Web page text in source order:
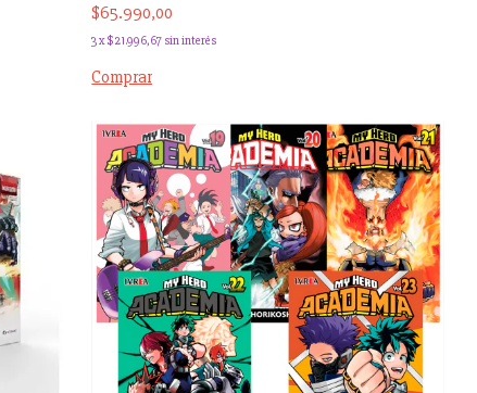
$65.990,00
3x$21.996,67 sin interés